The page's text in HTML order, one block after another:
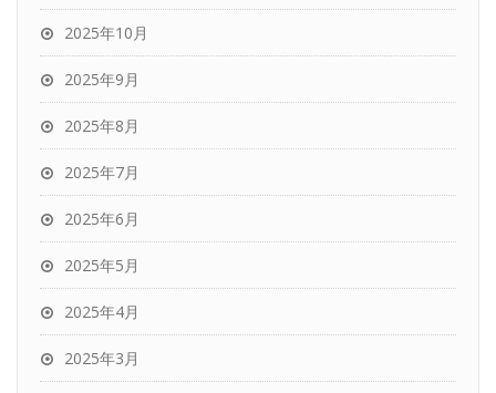
2025年10月
2025年9月
2025年8月
2025年7月
2025年6月
2025年5月
2025年4月
2025年3月